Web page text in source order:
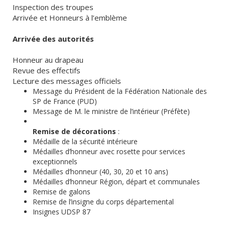
Inspection des troupes
Arrivée et Honneurs à l’emblème
Arrivée des autorités
Honneur au drapeau
Revue des effectifs
Lecture des messages officiels
Message du Président de la Fédération Nationale des
SP de France (PUD)
Message de M. le ministre de l’intérieur (Préfète)
Remise de décorations :
Médaille de la sécurité intérieure
Médailles d’honneur avec rosette pour services
exceptionnels
Médailles d’honneur (40, 30, 20 et 10 ans)
Médailles d’honneur Région, départ et communales
Remise de galons
Remise de l’insigne du corps départemental
Insignes UDSP 87